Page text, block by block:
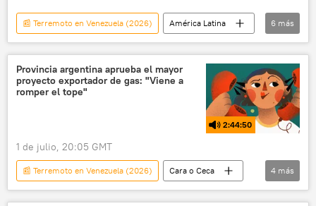
📰 Terremoto en Venezuela (2026)
América Latina
Venezuela
Fuerzas Armadas de México
Ejército mexicano
seguridad
México
💬 Entrevistas
6 más
Provincia argentina aprueba el mayor
proyecto exportador de gas: "Viene a
romper el tope"
2:44:50
1 de julio, 20:05 GMT
📰 Terremoto en Venezuela (2026)
Cara o Ceca
Venezuela
Argentina
política
4 más